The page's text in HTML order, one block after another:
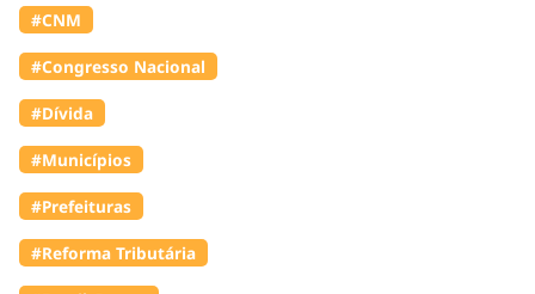
#CNM
#Congresso Nacional
#Dívida
#Municípios
#Prefeituras
#Reforma Tributária